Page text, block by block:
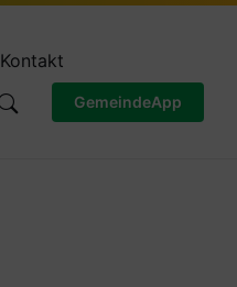
Kontakt
GemeindeApp